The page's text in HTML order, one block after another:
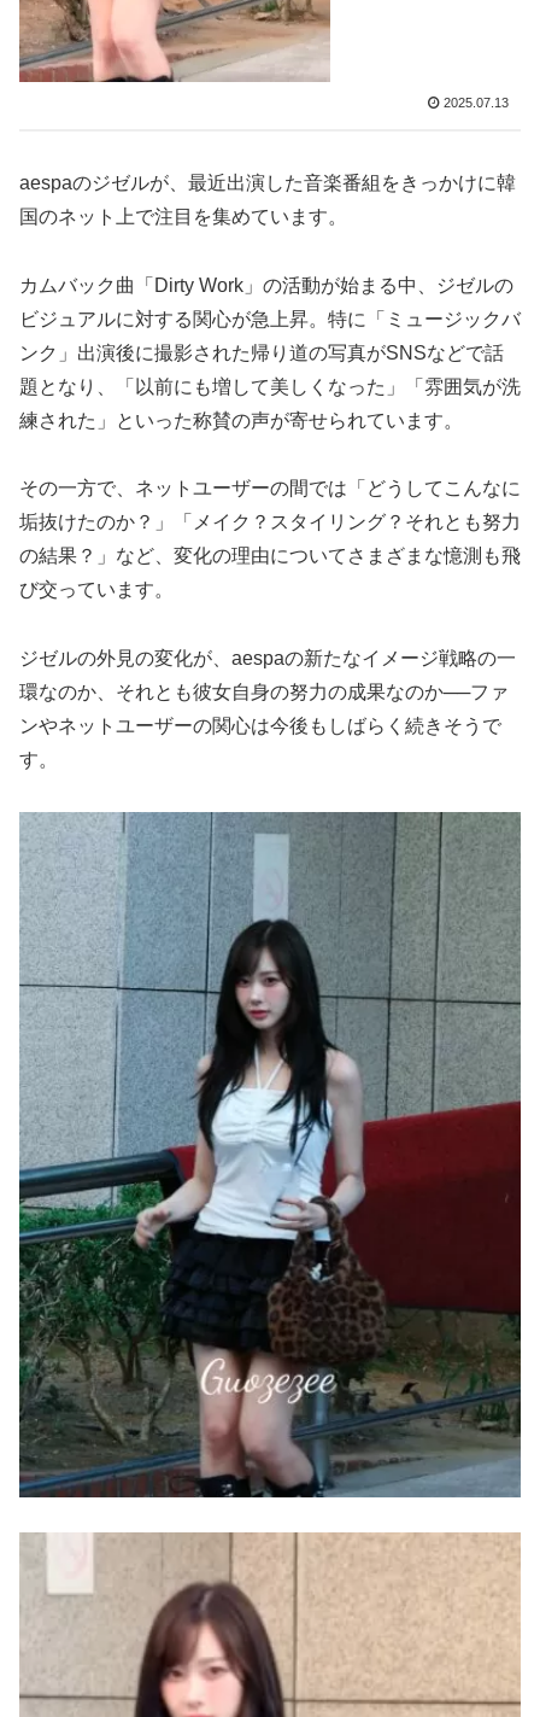
2025.07.13
aespaのジゼルが、最近出演した音楽番組をきっかけに韓
国のネット上で注目を集めています。
カムバック曲「Dirty Work」の活動が始まる中、ジゼルの
ビジュアルに対する関心が急上昇。特に「ミュージックバ
ンク」出演後に撮影された帰り道の写真がSNSなどで話
題となり、「以前にも増して美しくなった」「雰囲気が洗
練された」といった称賛の声が寄せられています。
その一方で、ネットユーザーの間では「どうしてこんなに
垢抜けたのか？」「メイク？スタイリング？それとも努力
の結果？」など、変化の理由についてさまざまな憶測も飛
び交っています。
ジゼルの外見の変化が、aespaの新たなイメージ戦略の一
環なのか、それとも彼女自身の努力の成果なのか──ファ
ンやネットユーザーの関心は今後もしばらく続きそうで
す。